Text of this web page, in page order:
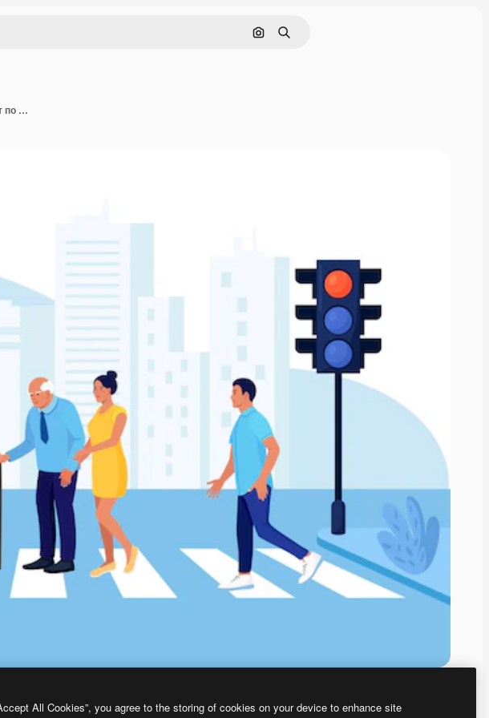
Поиск по изображению
Поиск
Женщина помогает старику, пересекающему улицу города. Люди идут по пешеходному переходу дороги и спешат на работу. Городской образ жизни и концепция движения. Пешеходы, движущиеся по дороге со светофором и пешеходным переходом
All Cookies”, you agree to the storing of cookies on your device to enhance site